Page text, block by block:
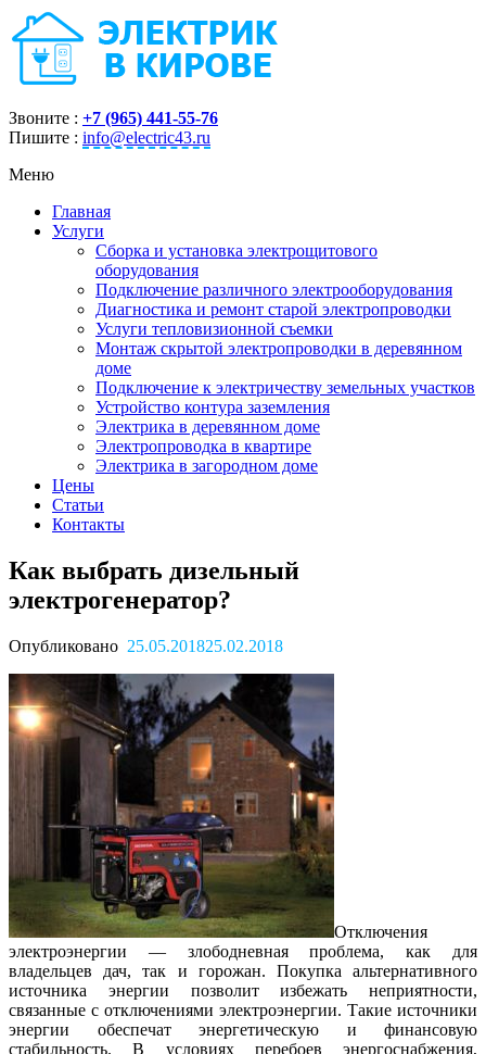
Звоните : +7 (965) 441-55-76
Пишите : info@electric43.ru
Меню
Главная
Услуги
Сборка и установка электрощитового
оборудования
Подключение различного электрооборудования
Диагностика и ремонт старой электропроводки
Услуги тепловизионной съемки
Монтаж скрытой электропроводки в деревянном
доме
Подключение к электричеству земельных участков
Устройство контура заземления
Электрика в деревянном доме
Электропроводка в квартире
Электрика в загородном доме
Цены
Статьи
Контакты
Как выбрать дизельный
электрогенератор?
Опубликовано 25.05.201825.02.2018
Отключения
электроэнергии — злободневная проблема, как для
владельцев дач, так и горожан. Покупка альтернативного
источника энергии позволит избежать неприятности,
связанные с отключениями электроэнергии. Такие источники
энергии обеспечат энергетическую и финансовую
стабильность. В условиях перебоев энергоснабжения,